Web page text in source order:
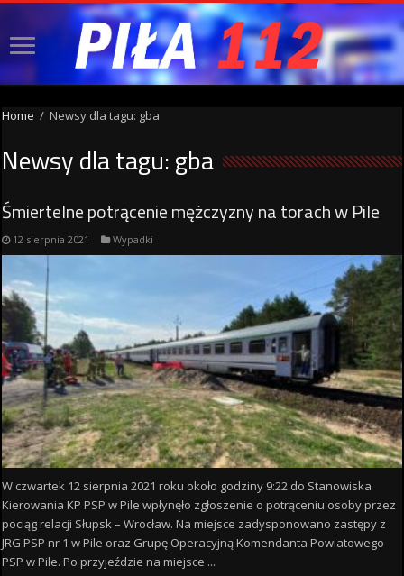
Home / Newsy dla tagu: gba
Newsy dla tagu:gba
Śmiertelne potrącenie mężczyzny na torach w Pile
12 sierpnia 2021 Wypadki
W czwartek 12 sierpnia 2021 roku około godziny 9:22 do Stanowiska
Kierowania KP PSP w Pile wpłynęło zgłoszenie o potrąceniu osoby przez
pociąg relacji Słupsk – Wrocław. Na miejsce zadysponowano zastępy z
JRG PSP nr 1 w Pile oraz Grupę Operacyjną Komendanta Powiatowego
PSP w Pile. Po przyjeździe na miejsce ...